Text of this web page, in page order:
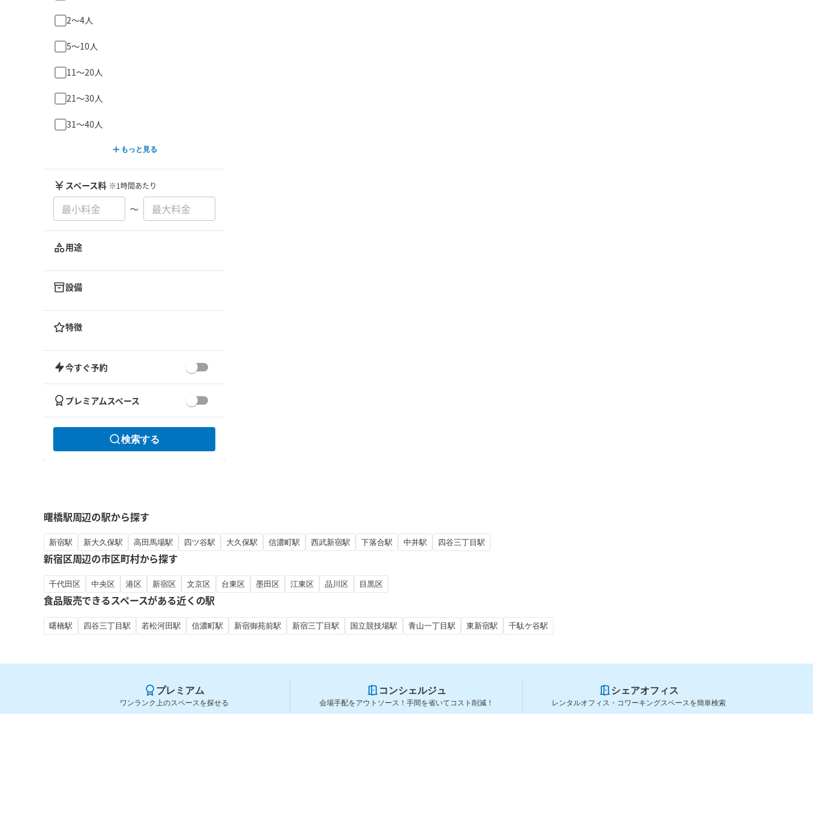
2〜4人
5〜10人
11〜20人
21〜30人
31〜40人
もっと見る
スペース料 ※1時間あたり
〜
用途
設備
特徴
今すぐ予約
プレミアムスペース
検索する
曙橋駅周辺の駅から探す
新宿駅 新大久保駅 高田馬場駅 四ツ谷駅 大久保駅 信濃町駅 西武新宿駅 下落合駅 中井駅 四谷三丁目駅
新宿区周辺の市区町村から探す
千代田区 中央区 港区 新宿区 文京区 台東区 墨田区 江東区 品川区 目黒区
食品販売できるスペースがある近くの駅
曙橋駅 四谷三丁目駅 若松河田駅 信濃町駅 新宿御苑前駅 新宿三丁目駅 国立競技場駅 青山一丁目駅 東新宿駅 千駄ケ谷駅
プレミアム
ワンランク上のスペースを探せる
コンシェルジュ
会場手配をアウトソース！手間を省いてコスト削減！
シェアオフィス
レンタルオフィス・コワーキングスペースを簡単検索